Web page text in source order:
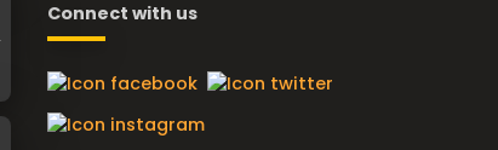
Connect with us